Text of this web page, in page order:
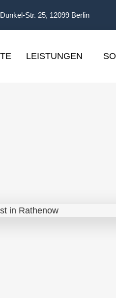
Str. 25, 12099 Berlin
LEISTUNGEN